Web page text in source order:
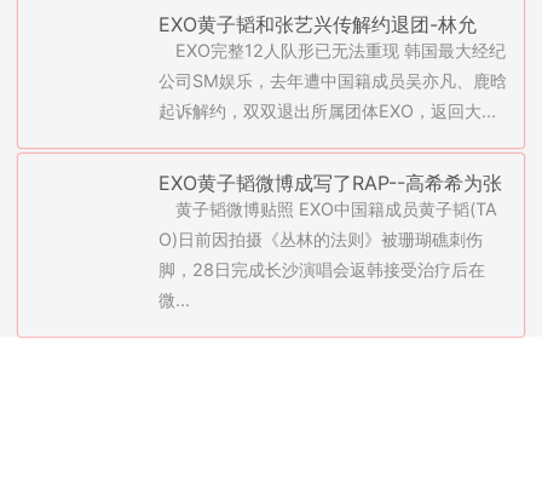
EXO黄子韬和张艺兴传解约退团-林允
儿、宋承宪获总统奖章(图)
EXO完整12人队形已无法重现 韩国最大经纪
公司SM娱乐，去年遭中国籍成员吴亦凡、鹿晗
起诉解约，双双退出所属团体EXO，返回大...
EXO黄子韬微博成写了RAP--高希希为张
艺兴预留角色(图)
黄子韬微博贴照 EXO中国籍成员黄子韬(TA
O)日前因拍摄《丛林的法则》被珊瑚礁刺伤
脚，28日完成长沙演唱会返韩接受治疗后在
微...